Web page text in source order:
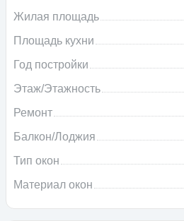
Жилая площадь
Площадь кухни
Год постройки
Этаж/Этажность
Ремонт
Балкон/Лоджия
Тип окон
Материал окон